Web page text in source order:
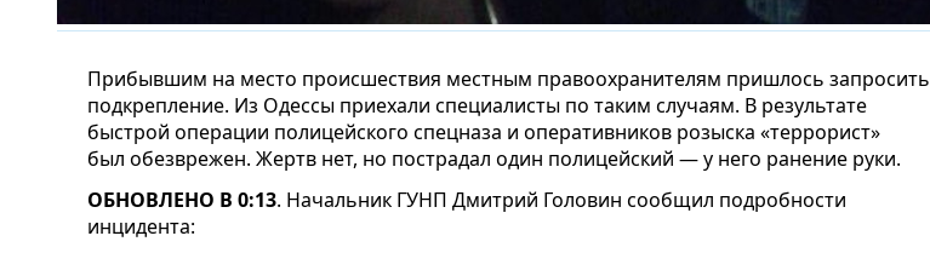
Прибывшим на место происшествия местным правоохранителям пришлось запросить
подкрепление. Из Одессы приехали специалисты по таким случаям. В результате
быстрой операции полицейского спецназа и оперативников розыска «террорист»
был обезврежен. Жертв нет, но пострадал один полицейский — у него ранение руки.
ОБНОВЛЕНО В 0:13. Начальник ГУНП Дмитрий Головин сообщил подробности
инцидента: